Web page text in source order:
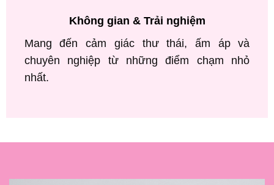
Không gian & Trải nghiệm
Mang đến cảm giác thư thái, ấm áp và
chuyên nghiệp từ những điểm chạm nhỏ
nhất.